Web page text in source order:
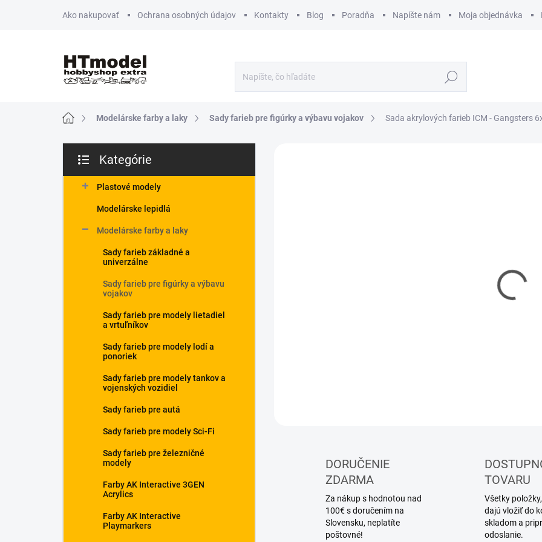
Ako nakupovať Ochrana osobných údajov Kontakty Blog Poradňa Napíšte nám Moja objednávka
Hľadať
DomovModelárske farby a laky Sady farieb pre figúrky a výbavu vojakov Sada akrylových farieb ICM - Gangsters
č
kategórie
Kategórie
Plastové modely
Modelárske lepidlá
Modelárske farby a laky
Sady farieb základné a
univerzálne
Sady farieb pre figúrky a výbavu
vojakov
Sady farieb pre modely lietadiel
a vrtuľníkov
Sady farieb pre modely lodí a
ponoriek
Sady farieb pre modely tankov a
vojenských vozidiel
Sady farieb pre autá
Sady farieb pre modely Sci-Fi
Sady farieb pre železničné
modely
Farby AK Interactive 3GEN
Acrylics
Farby AK Interactive
Playmarkers
DORUČENIE
ZDARMA
Za nákup s hodnotou nad
100€ s doručením na
Slovensku, neplatíte
poštovné!
TOVARU
Všetky
dajú vložiť do
skladom a
odoslanie.